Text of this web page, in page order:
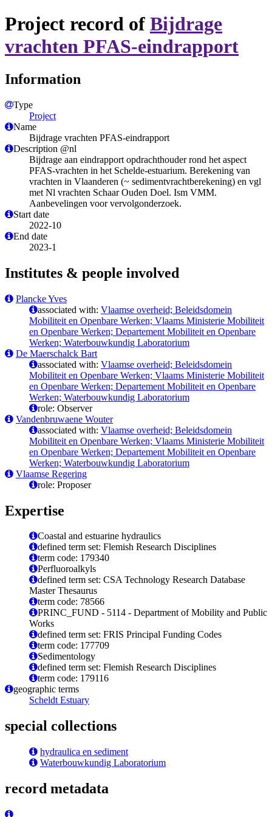
Project record of Bijdrage
vrachten PFAS-eindrapport
Information
Type
Project
Name
Bijdrage vrachten PFAS-eindrapport
Description @nl
​Bijdrage aan eindrapport opdrachthouder rond het aspect
PFAS-vrachten in het Schelde-estuarium. Berekening van
vrachten in Vlaanderen (~ sedimentvrachtberekening) en vgl
met Nl vrachten Schaar Ouden Doel. Ism VMM.
Aanbevelingen voor vervolgonderzoek.
Start date
2022-10
End date
2023-1
Institutes & people involved
Plancke Yves
associated with: Vlaamse overheid; Beleidsdomein
Mobiliteit en Openbare Werken; Vlaams Ministerie Mobiliteit
en Openbare Werken; Departement Mobiliteit en Openbare
Werken; Waterbouwkundig Laboratorium
De Maerschalck Bart
associated with: Vlaamse overheid; Beleidsdomein
Mobiliteit en Openbare Werken; Vlaams Ministerie Mobiliteit
en Openbare Werken; Departement Mobiliteit en Openbare
Werken; Waterbouwkundig Laboratorium
role: Observer
Vandenbruwaene Wouter
associated with: Vlaamse overheid; Beleidsdomein
Mobiliteit en Openbare Werken; Vlaams Ministerie Mobiliteit
en Openbare Werken; Departement Mobiliteit en Openbare
Werken; Waterbouwkundig Laboratorium
Vlaamse Regering
role: Proposer
Expertise
Coastal and estuarine hydraulics
defined term set: Flemish Research Disciplines
term code: 179340
Perfluoroalkyls
defined term set: CSA Technology Research Database
Master Thesaurus
term code: 78566
PRINC_FUND - 5114 - Department of Mobility and Public
Works
defined term set: FRIS Principal Funding Codes
term code: 177709
Sedimentology
defined term set: Flemish Research Disciplines
term code: 179116
geographic terms
Scheldt Estuary
special collections
hydraulica en sediment
Waterbouwkundig Laboratorium
record metadata